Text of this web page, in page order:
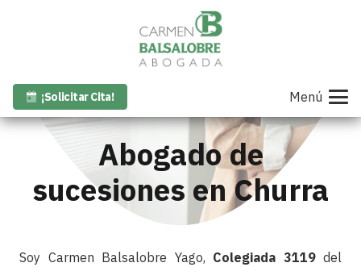
¡Solicitar Cita! Menú
Abogado de
sucesiones en Churra
Soy Carmen Balsalobre Yago, Colegiada 3119del